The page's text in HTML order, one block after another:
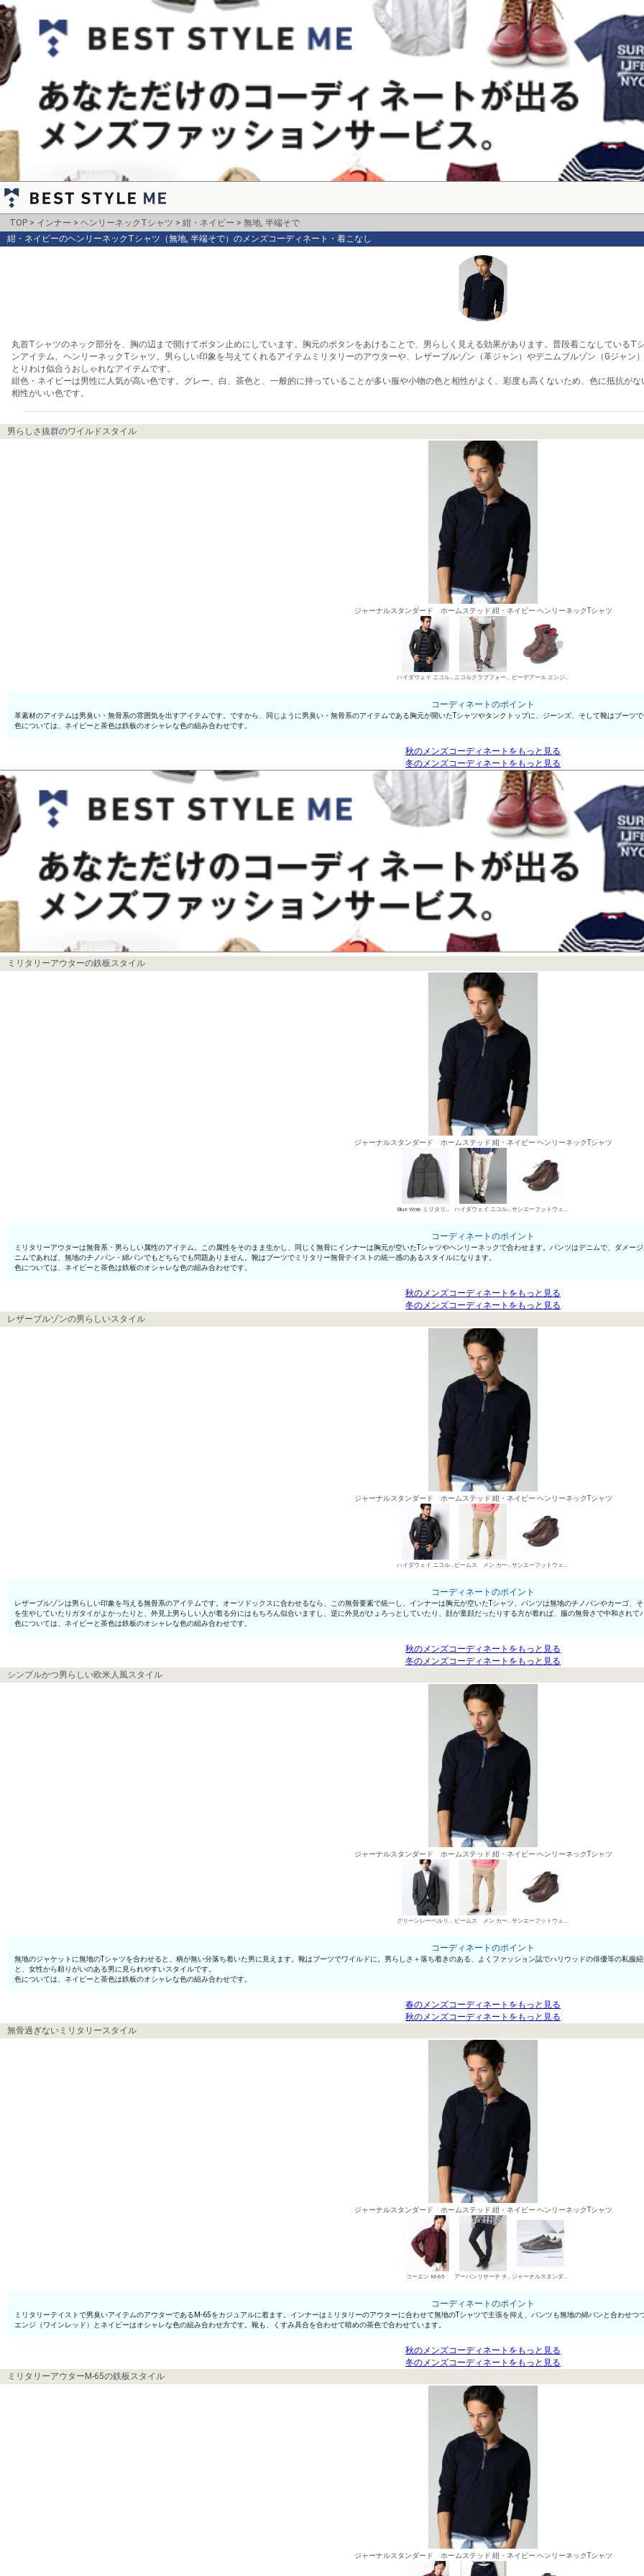
TOP インナー ヘンリーネックTシャツ 紺・ネイビー
無地, 半端そで
紺・ネイビーのヘンリーネックTシャツ（無地, 半端そで）のメンズコーディネート・着こなし
丸首Tシャツのネック部分を、胸の辺まで開けてボタン止めにしています。胸元のボタンをあけることで、男らしく見える効果があります。普段着こなしているT
ンアイテム、ヘンリーネックTシャツ。男らしい印象を与えてくれるアイテムミリタリーのアウターや、レザーブルゾン（革ジャン）やデニムブルゾン（Gジャ
とりわけ似合うおしゃれなアイテムです。
紺色・ネイビーは男性に人気が高い色です。グレー、白、茶色と、一般的に持っていることが多い服や小物の色と相性がよく、彩度も高くないため、色に抵抗が
相性がいい色です。
男らしさ抜群のワイルドスタイル
ジャーナルスタンダード ホームステッド 紺・ネイビー ヘンリーネックTシャツ
ハイダウェイ ニコル レザーブルゾン ニコルクラブフォーメン デニムパンツ・ジーンズ ビーデアール エンジニア・ペコスブーツ
コーディネートのポイント
革素材のアイテムは男臭い・無骨系の雰囲気を出すアイテムです。ですから、同じように男臭い・無骨系のアイテムである胸元が開いたTシャツやタンクトップに、ジーンズ、そして靴はブーツ
色については、ネイビーと茶色は鉄板のオシャレな色の組み合わせです。
秋のメンズコーディネートをもっと見る
冬のメンズコーディネートをもっと見る
ミリタリーアウターの鉄板スタイル
ジャーナルスタンダード ホームステッド 紺・ネイビー ヘンリーネックTシャツ
Blue Work ミリタリーアウター ハイダウェイ ニコル デニムパンツ・ジーンズ サンエーフットウェア ワークブーツ
コーディネートのポイント
ミリタリーアウターは無骨系・男らしい属性のアイテム。この属性をそのまま生かし、同じく無骨にインナーは胸元が空いたTシャツやヘンリーネックで合わせます。パンツはデニムで、ダメ
ニムであれば、無地のチノパン・綿パンでもどちらでも問題ありません。靴はブーツでミリタリー無骨テイストの統一感のあるスタイルになります。
色については、ネイビーと茶色は鉄板のオシャレな色の組み合わせです。
秋のメンズコーディネートをもっと見る
冬のメンズコーディネートをもっと見る
レザーブルゾンの男らしいスタイル
ジャーナルスタンダード ホームステッド 紺・ネイビー ヘンリーネックTシャツ
ハイダウェイ ニコル レザーブルゾン ビームス メン カーゴパンツ サンエーフットウェア ワークブーツ
コーディネートのポイント
レザーブルゾンは男らしい印象を与える無骨系のアイテムです。オーソドックスに合わせるなら、この無骨要素で統一し、インナーは胸元が空いたTシャツ、パンツは無地のチノパンやカーゴ
を生やしていたりガタイがよかったりと、外見上男らしい人が着る分にはもちろん似合いますし、逆に外見がひょろっとしていたり、顔が童顔だったりする方が着れば、服の無骨さで中和されて
色については、ネイビーと茶色は鉄板のオシャレな色の組み合わせです。
秋のメンズコーディネートをもっと見る
冬のメンズコーディネートをもっと見る
シンプルかつ男らしい欧米人風スタイル
ジャーナルスタンダード ホームステッド 紺・ネイビー ヘンリーネックTシャツ
グリーンレーベルリラクシング カジュアルジャケット ビームス メン カーゴパンツ サンエーフットウェア ワークブーツ
コーディネートのポイント
無地のジャケットに無地のTシャツを合わせると、柄が無い分落ち着いた男に見えます。靴はブーツでワイルドに。男らしさ＋落ち着きのある、よくファッション誌でハリウッドの俳優等の私服
と、女性から頼りがいのある男に見られやすいスタイルです。
色については、ネイビーと茶色は鉄板のオシャレな色の組み合わせです。
春のメンズコーディネートをもっと見る
秋のメンズコーディネートをもっと見る
無骨過ぎないミリタリースタイル
ジャーナルスタンダード ホームステッド 紺・ネイビー ヘンリーネックTシャツ
コーエン M-65 アーバンリサーチ チノパン・綿パン ジャーナルスタンダード ローカットスニーカー
コーディネートのポイント
ミリタリーテイストで男臭いアイテムのアウターであるM-65をカジュアルに着ます。インナーはミリタリーのアウターに合わせて無地のTシャツで主張を抑え、パンツも無地の綿パンと合わせ
エンジ（ワインレッド）とネイビーはオシャレな色の組み合わせ方です。靴も、くすみ具合を合わせて暗めの茶色で合わせています。
秋のメンズコーディネートをもっと見る
冬のメンズコーディネートをもっと見る
ミリタリーアウターM-65の鉄板スタイル
ジャーナルスタンダード ホームステッド 紺・ネイビー ヘンリーネックTシャツ